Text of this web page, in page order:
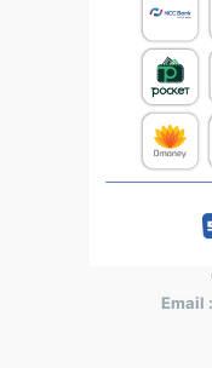
Email :